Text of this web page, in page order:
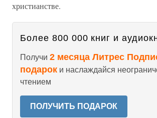
христианстве.
Более 800 000 книг и
Получи 2 месяца Литрес
подарок и наслаждайся
чтением
ПОЛУЧИТЬ ПОДАРОК